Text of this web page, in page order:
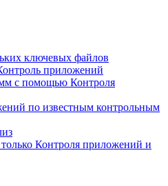
ключевых файлов
приложений
с помощью Контроля
по известным контрольным
Контроля приложений и